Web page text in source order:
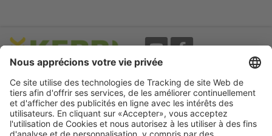
Evènements
Newsletter
Termes d'utilisation
A propos
Mentions légales
CGV
Protection des données